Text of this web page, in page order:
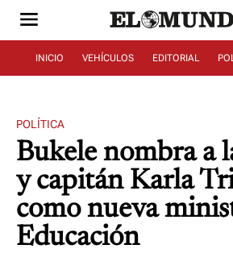
INICIO VEHÍCULOS EDITORIAL
POLÍTICA
Bukele nombra a
y capitán Karla
como nueva
Educación